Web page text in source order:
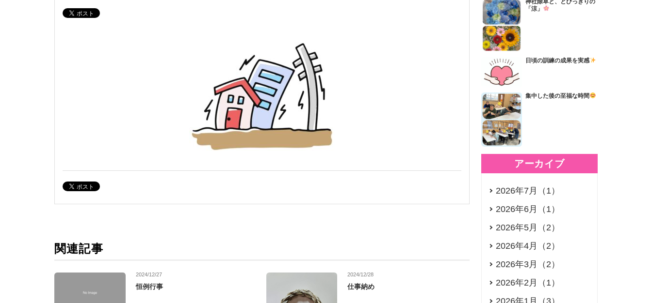
関連記事
2024/12/27
恒例行事
2024/12/28
仕事納め
神社除草と、とびっきりの
「涼」
日頃の訓練の成果を実感
集中した後の至福な時間
アーカイブ
2026年7月（1）
2026年6月（1）
2026年5月（2）
2026年4月（2）
2026年3月（2）
2026年2月（1）